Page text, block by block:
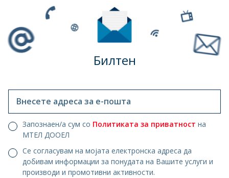
Билтен
Внесете адреса за е-пошта
Запознаен/а сум со Политиката за приватност на
МТЕЛ ДООЕЛ
Се согласувам на мојата електронска адреса да
добивам информации за понудата на Вашите услуги и
производи и промотивни активности.